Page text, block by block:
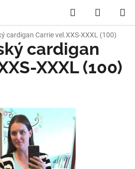
Search
CART
cardigan Carrie vel.XXS-XXXL (100)
cardigan
XXXL (100)